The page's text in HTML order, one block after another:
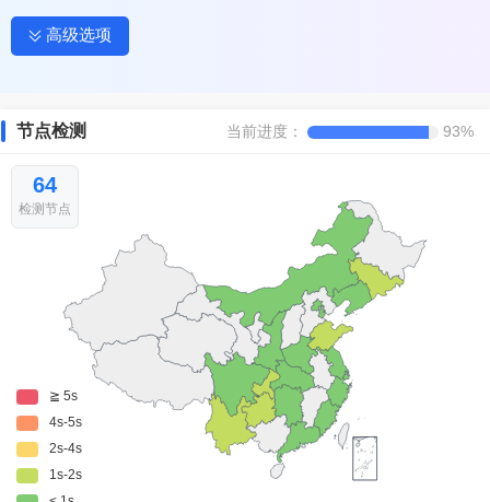
高级选项
节点检测 当前进度： 93%
64
检测节点